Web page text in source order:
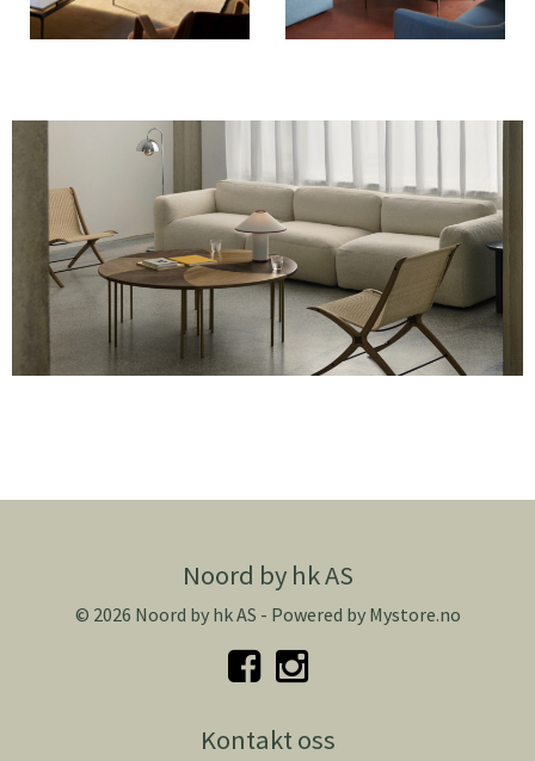
Noord by hk AS
© 2026 Noord by hk AS - Powered by Mystore.no
Kontakt oss